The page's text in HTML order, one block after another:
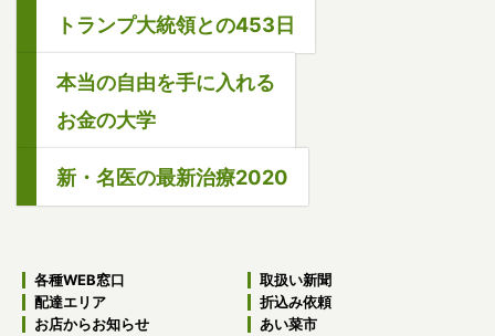
トランプ大統領との453日
本当の自由を手に入れる
お金の大学
新・名医の最新治療2020
各種WEB窓口
取扱い新聞
配達エリア
折込み依頼
お店からお知らせ
あい菜市